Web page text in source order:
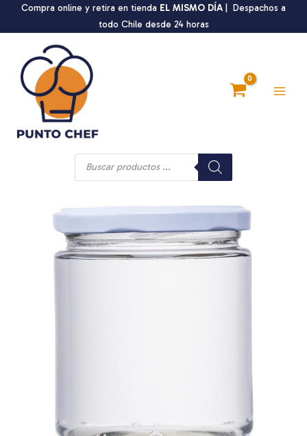
Compra online y retira en tienda EL MISMO DÍA | Despachos a
todo Chile desde 24 horas
Búsqueda